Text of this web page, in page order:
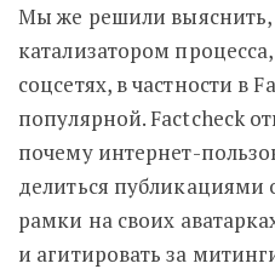
Мы же решили выяснить,
катализатором
соцсетях, в частности в
популярной. Factcheck
почему интернет-
делиться публикациями
рамки на своих
и агитировать за